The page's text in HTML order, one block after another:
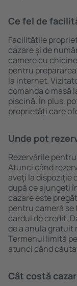
Ce fel de
Facilitățile
cazare și de
camere cu
pentru
la internet.
comanda o masă
piscină. În plus,
proprietăți care
Unde pot
Rezervările
Atunci când
aveţi la dispoziţie
după ce ajungeți
cazare este
pentru cameră
cardul de credit.
de a anula gratuit
Termenul limită
atunci când
Cât costă